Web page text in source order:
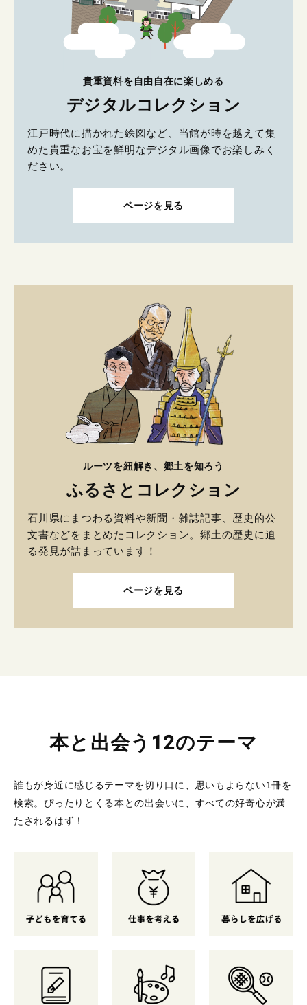
貴重資料を自由自在に楽しめる
デジタルコレクション
江戸時代に描かれた絵図など、当館が時を越えて集
めた貴重なお宝を鮮明なデジタル画像でお楽しみく
ださい。
ページを見る
ルーツを紐解き、郷土を知ろう
ふるさとコレクション
石川県にまつわる資料や新聞・雑誌記事、歴史的公
文書などをまとめたコレクション。郷土の歴史に迫
る発見が詰まっています！
ページを見る
本と出会う12のテーマ
誰もが身近に感じるテーマを切り口に、思いもよらない1冊を
検索。 ぴったりとくる本との出会いに、すべての好奇心が満
たされるはず！